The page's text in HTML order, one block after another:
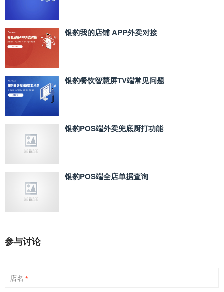
银豹我的店铺 APP外卖对接
银豹餐饮智慧屏TV端常见问题
银豹POS端外卖兜底厨打功能
银豹POS端全店单据查询
参与讨论
店名 *